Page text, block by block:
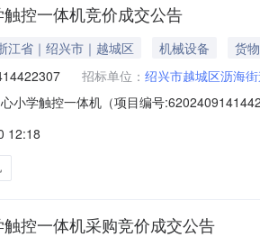
控一体机竞价成交公告
江省｜绍兴市｜越城区 机械设备
货物
招标单位： 绍兴市越城区沥海
小学触控一体机（项目编号
09-2011:30二、采购单位信息采购单位名
12:18
控一体机采购竞价成交公告